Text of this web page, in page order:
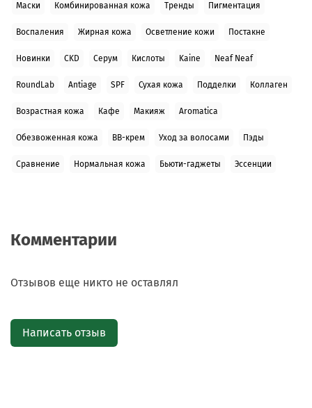
Маски Комбинированная кожа Тренды Пигментация
Воспаления Жирная кожа Осветление кожи Постакне
Новинки CKD Серум Кислоты Kaine Neaf Neaf
RoundLab Antiage SPF Сухая кожа Подделки Коллаген
Возрастная кожа Кафе Макияж Aromatica
Обезвоженная кожа BB-крем Уход за волосами Пэды
Сравнение Нормальная кожа Бьюти-гаджеты Эссенции
Комментарии
Отзывов еще никто не оставлял
Написать отзыв